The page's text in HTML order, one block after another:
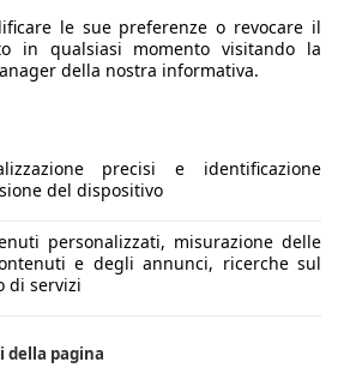
MOMENTUM PRO
PROMO
le sue preferenze o revocare il
in qualsiasi momento visitando la
della nostra informativa.
precisi e identificazione
del dispositivo
personalizzati, misurazione delle
e degli annunci, ricerche sul
di servizi
della pagina